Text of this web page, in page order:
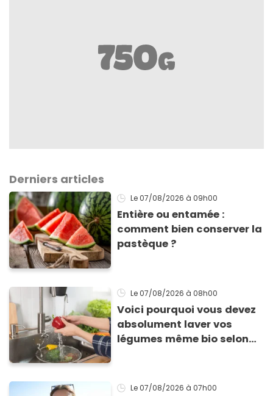
Derniers articles
Le 07/08/2026 à 09h00
Entière ou entamée :
comment bien conserver la
pastèque ?
Le 07/08/2026 à 08h00
Voici pourquoi vous devez
absolument laver vos
légumes même bio selon
Le 07/08/2026 à 07h00